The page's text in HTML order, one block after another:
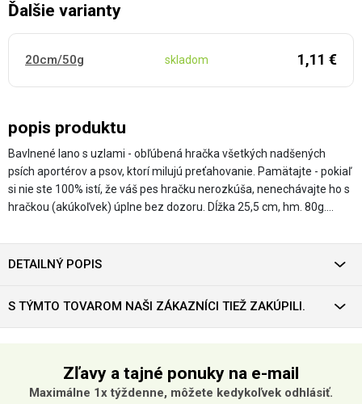
popis produktu
Bavlnené lano s uzlami - obľúbená hračka všetkých nadšených
psích aportérov a psov, ktorí milujú preťahovanie. Pamätajte - pokiaľ
si nie ste 100% istí, že váš pes hračku nerozkúša, nenechávajte ho s
hračkou (akúkoľvek) úplne bez dozoru. Dĺžka 25,5 cm, hm. 80g.…
Ďalšie varianty
20cm/50g skladom 1,11 €
DETAILNÝ POPIS
S TÝMTO TOVAROM NAŠI ZÁKAZNÍCI TIEŽ ZAKÚPILI.
Zľavy a tajné ponuky na e-mail
Maximálne 1x týždenne, môžete kedykoľvek odhlásiť.